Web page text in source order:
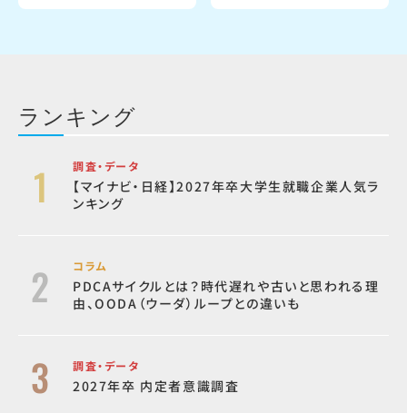
ランキング
調査・データ
【マイナビ・日経】2027年卒大学生就職企業人気ラ
ンキング
コラム
PDCAサイクルとは？時代遅れや古いと思われる理
由、OODA（ウーダ）ループとの違いも
調査・データ
2027年卒 内定者意識調査